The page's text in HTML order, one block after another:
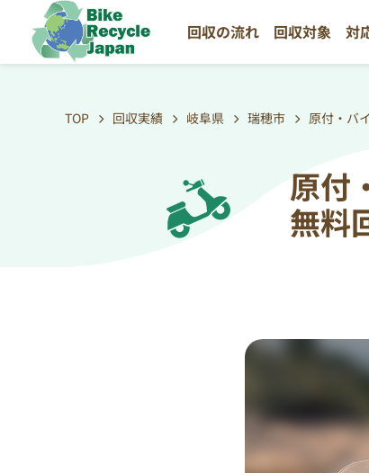
回収の流れ 回収対象 対
TOP 回収実績 岐阜県 瑞穂市 原付・バ
原付
無料